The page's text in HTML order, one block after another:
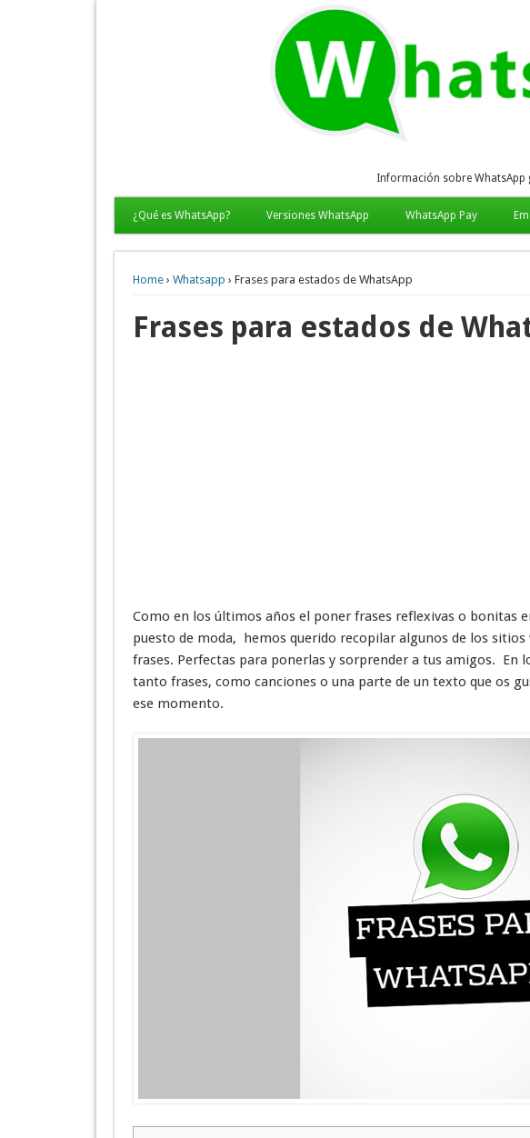
Información sobre WhatsApp
¿Qué es WhatsApp? Versiones WhatsApp WhatsApp Pay
Home› Whatsapp › Frases para estados de WhatsApp
Frases para estados de
Como en los últimos años el poner frases reflexivas o bonitas
puesto de moda, hemos querido recopilar algunos de los
frases. Perfectas para ponerlas y sorprender a tus amigos. En
tanto frases, como canciones o una parte de un texto que os
ese momento.